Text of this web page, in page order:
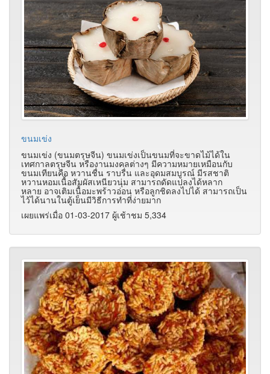
ขนมเข่ง
ขนมเข่ง (ขนมตรุษจีน) ขนมเข่งเป็นขนมที่จะขาดไม้ได้ใน
เทศกาลตรุษจีน หรืองานมงคลต่างๆ มีความหมายเหมือนกับ
ขนมเทียนคือ หวานชื่น ราบรื่น และอุดมสมบูรณ์ มีรสชาติ
หวานหอมเนื้อสัมผัสเหนียวนุ่ม สามารถดัดแปลงได้หลาก
หลาย อาจเติมเนื้อมะพร้าวอ่อน หรือลูกชิดลงไปได้ สามารถเป็น
ไว้ได้นานในตู้เย็นมีวิธีการทำที่ง่ายมาก
เผยแพร่เมื่อ 01-03-2017 ผู้เช้าชม 5,334